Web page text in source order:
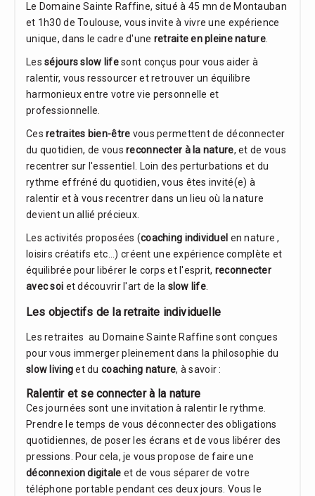
Le Domaine Sainte Raffine, situé à 45 mn de Montauban
et 1h30 de Toulouse, vous invite à vivre une expérience
unique, dans le cadre d'une retraite en pleine nature.
Lesséjours slow lifesont conçus pour vous aider à
ralentir, vous ressourcer et retrouver un équilibre
harmonieux entre votre vie personnelle et
professionnelle.
Cesretraites bien-être vous permettent de déconnecter
du quotidien, de vousreconnecter à la nature, et de vous
recentrer sur l'essentiel. Loin des perturbations et du
rythme effréné du quotidien, vous êtes invité(e) à
ralentir et à vous recentrer dans un lieu où la nature
devient un allié précieux.
Les activités proposées (coaching individuel en nature ,
loisirs créatifs etc...) créent une expérience complète et
équilibrée pour libérer le corps et l'esprit, reconnecter
avec soi et découvrir l'art de la slow life
Les objectifs de la retraite individuelle
Les retraites au Domaine Sainte Raffine sont conçues
pour vous immerger pleinement dans la philosophie du
slow livinget ducoaching nature, à savoir :
Ralentir et se connecter à la nature
Ces journées sont une invitation à ralentir le rythme.
Prendre le temps de vous déconnecter des obligations
quotidiennes, de poser les écrans et de vous libérer des
pressions. Pour cela, je vous propose de faire une
déconnexion digitale et de vous séparer de votre
téléphone portable pendant ces deux jours. Vous le